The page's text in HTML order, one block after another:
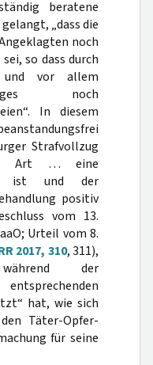
beratene
„dass die
noch
so dass durch
und vor allem
noch
In diesem
Strafvollzug
Art … eine
ist und der
positiv
vom 13.
Urteil vom 8.
2017, 310, 311),
der
hat, wie sich
Täter-Opfer-
für seine